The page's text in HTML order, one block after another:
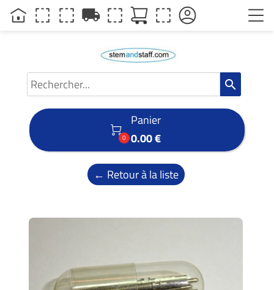
search

0
Panier
0.00 €
← Retour à la liste
local_shipping